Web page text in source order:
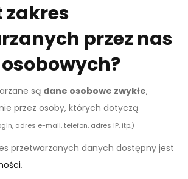
zakres
przez nas
są dane osobowe zwykłe,
przez osoby, których dotyczą
adres e-mail, telefon, adres IP, itp.)
przetwarzanych danych dostępny jest
.